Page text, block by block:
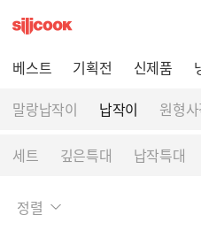
베스트 기획전 신제품
말랑납작이
납작이 원형
세트 깊은특대 납작특대
정렬